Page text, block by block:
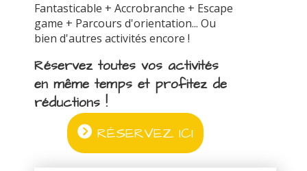
Fantasticable + Accrobranche + Escape
game + Parcours d'orientation... Ou
bien d'autres activités encore !
Réservez toutes vos activités
en même temps et profitez de
réductions !
RÉSERVEZ ICI